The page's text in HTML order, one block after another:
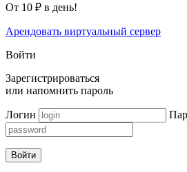
От 10 ₽ в день!
Арендовать виртуальный сервер
Войти
Зарегистрироваться
или напомнить пароль
Логин
Войти